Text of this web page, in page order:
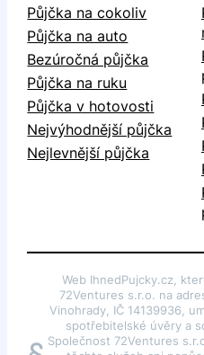
Půjčka na cokoliv
Půjčka na auto
Bezúročná půjčka
Půjčka na ruku
Půjčka v hotovosti
Nejvýhodnější půjčka
Nejlevnější půjčka
Web IhnedPujcky.cz,
72Ventures s.r.o. na
Vinohrady, IČ 14139936,
spotřebitelské úvěry a
Společnost 72Ventures